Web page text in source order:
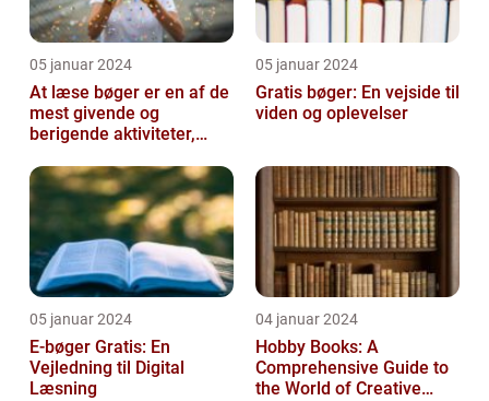
05 januar 2024
At læse bøger er en af de
mest givende og
berigende aktiviteter,
05 januar 2024
Gratis bøger: En vejside til
viden og oplevelser
05 januar 2024
E-bøger Gratis: En
Vejledning til Digital
Læsning
04 januar 2024
Hobby Books: A
Comprehensive Guide to
the World of Creative